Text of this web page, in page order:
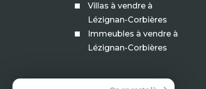
Villas à vendre à
Lézignan-Corbières
Immeubles à vendre à
Lézignan-Corbières